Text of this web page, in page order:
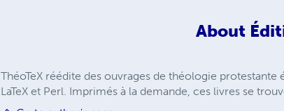
About
ThéoTeX réédite des ouvrages de théologie
LaTeX et Perl. Imprimés à la demande, ces livres se